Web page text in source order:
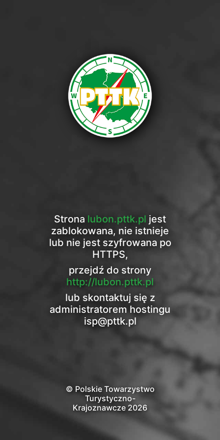
Strona lubon.pttk.pl jest
zablokowana, nie istnieje
lub nie jest szyfrowana po
HTTPS,
przejdź do strony
http://lubon.pttk.pl
lub skontaktuj się z
administratorem hostingu
isp@pttk.pl
© Polskie Towarzystwo
Turystyczno-
Krajoznawcze 2026